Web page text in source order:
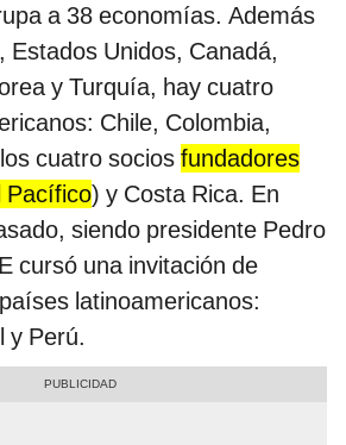
a 38 economías. Además
Estados Unidos, Canadá,
y Turquía, hay cuatro
Chile, Colombia,
cuatro socios fundadores
Pacífico) y Costa Rica. En
siendo presidente Pedro
cursó una invitación de
latinoamericanos:
y Perú.